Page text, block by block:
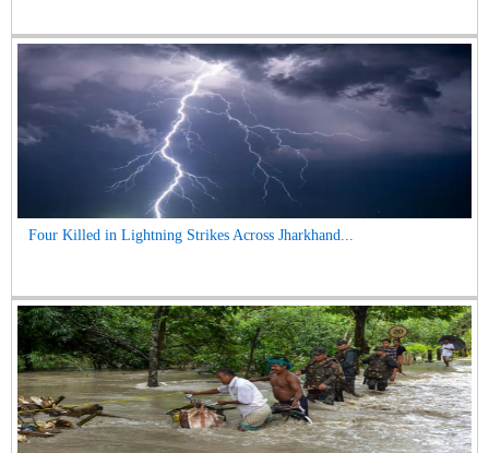
Four Killed in Lightning Strikes Across Jharkhand...